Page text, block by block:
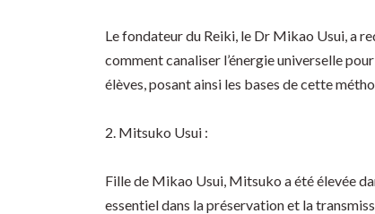
Le fondateur du Reiki, le Dr Mikao Usui, a
comment canaliser l’énergie universelle
élèves, posant ainsi les bases de cette
2. Mitsuko Usui :
Fille de Mikao Usui, Mitsuko a été élevée
essentiel dans la préservation et la